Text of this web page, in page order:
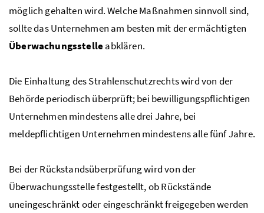
möglich gehalten wird. Welche Maßnahmen sinnvoll sind,
sollte das Unternehmen am besten mit der ermächtigten
Überwachungsstelleabklären.
Die Einhaltung des Strahlenschutzrechts wird von der
Behörde periodisch überprüft; bei bewilligungspflichtigen
Unternehmen mindestens alle drei Jahre, bei
meldepflichtigen Unternehmen mindestens alle fünf Jahre.
Bei der Rückstandsüberprüfung wird von der
Überwachungsstelle festgestellt, ob Rückstände
uneingeschränkt oder eingeschränkt freigegeben werden